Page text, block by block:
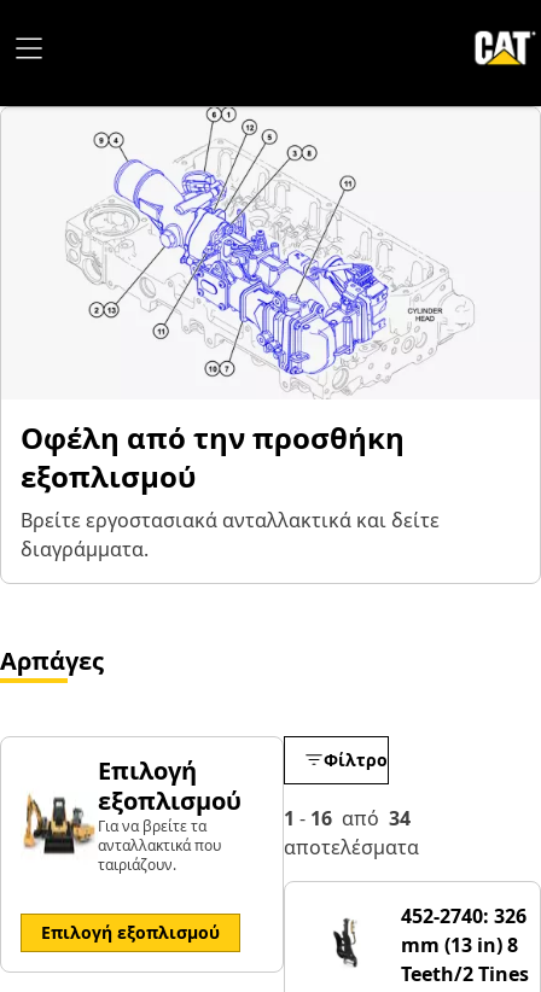
Οφέλη από την προσθήκη
εξοπλισμού
Βρείτε εργοστασιακά ανταλλακτικά και δείτε
διαγράμματα.
Αρπάγες
Επιλογή
εξοπλισμού
Για να βρείτε τα
ανταλλακτικά που
ταιριάζουν.
Επιλογή εξοπλισμού
Φίλτρο
1 - 16 από 34
αποτελέσματα
452-2740: 326
mm (13 in) 8
Teeth/2 Tines